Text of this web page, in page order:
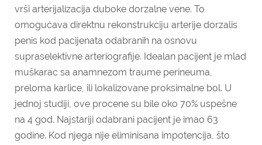
vrši arterijalizacija duboke dorzalne vene. To
omogućava direktnu rekonstrukciju arterije dorzalis
penis kod pacijenata odabranih na osnovu
supraselektivne arteriografije. Idealan pacijent je mlad
muškarac sa anamnezom traume perineuma,
preloma karlice, ili lokalizovane proksimalne bol. U
jednoj studiji, ove procene su bile oko 70% uspešne
na 4 god. Najstariji odabrani pacijent je imao 63
godine. Kod njega nije eliminisana impotencija, što